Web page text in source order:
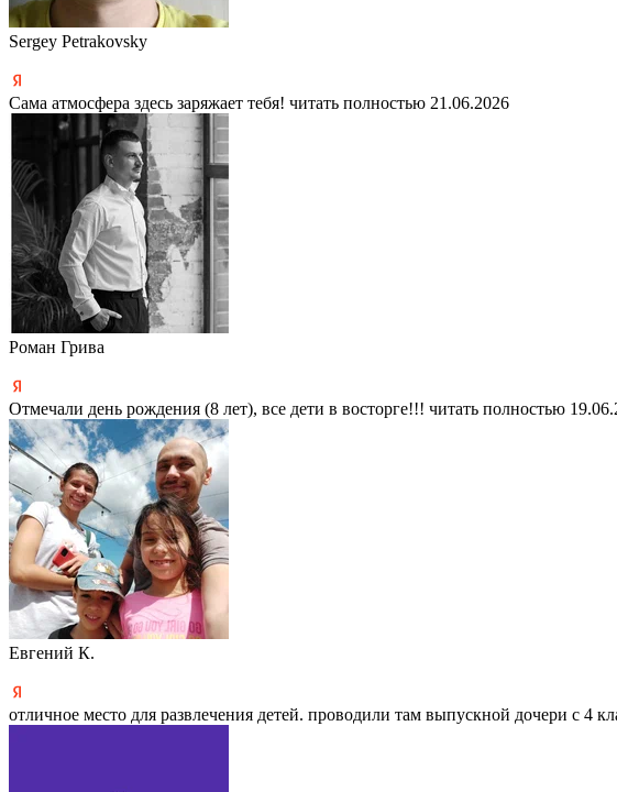
Sergey Petrakovsky
Сама атмосфера здесь заряжает тебя! читать полностью 21.06.2026
Роман Грива
Отмечали день рождения (8 лет), все дети в восторге!!! читать полностью
Евгений К.
отличное место для развлечения детей. проводили там выпускной дочери с 4